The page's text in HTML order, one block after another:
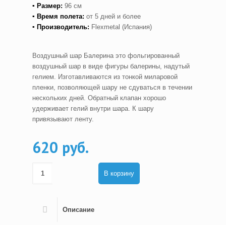
▪ Размер: 96 см
▪ Время полета: от 5 дней и более
▪ Производитель: Flexmetal (Испания)
Воздушный шар Балерина это фольгированный
воздушный шар в виде фигуры балерины, надутый
гелием. Изготавливаются из тонкой миларовой
пленки, позволяющей шару не сдуваться в течении
нескольких дней. Обратный клапан хорошо
удерживает гелий внутри шара. К шару
привязывают ленту.
620 руб.
В корзину
Описание